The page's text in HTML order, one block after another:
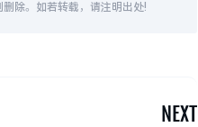
除。如若转载，请注明出处!
NEXT